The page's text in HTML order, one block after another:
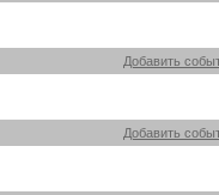
Добавить
Добавить